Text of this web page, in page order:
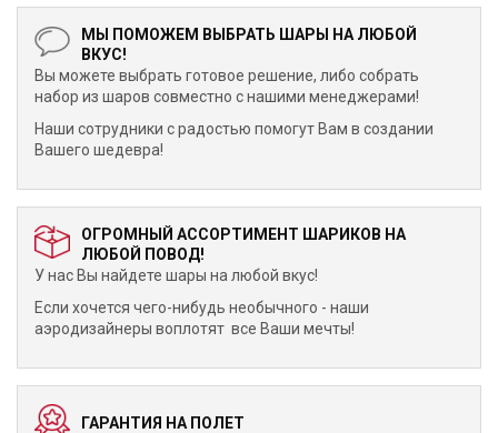
МЫ ПОМОЖЕМ ВЫБРАТЬ ШАРЫ НА ЛЮБОЙ
ВКУС!
Вы можете выбрать готовое решение, либо собрать
набор из шаров совместно с нашими менеджерами!
Наши сотрудники с радостью помогут Вам в создании
Вашего шедевра!
ОГРОМНЫЙ АССОРТИМЕНТ ШАРИКОВ НА
ЛЮБОЙ ПОВОД!
У нас Вы найдете шары на любой вкус!
Если хочется чего-нибудь необычного - наши
аэродизайнеры воплотят все Ваши мечты!
ГАРАНТИЯ НА ПОЛЕТ